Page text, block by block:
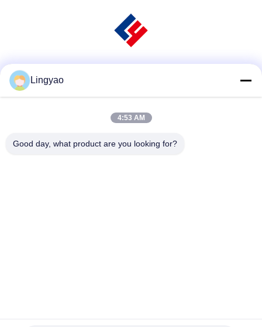
Lingyao
4:53 AM
Good day, what product are you looking for?